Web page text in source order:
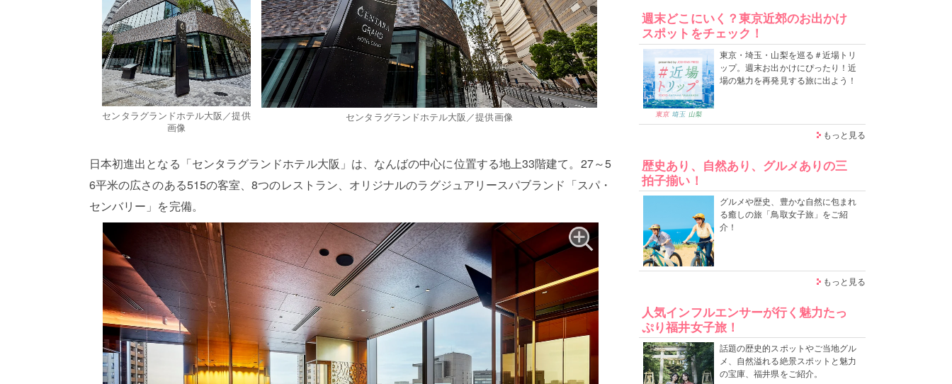
センタラグランドホテル大阪／提供
画像
センタラグランドホテル大阪／提供画像
日本初進出となる「センタラグランドホテル大阪」は、なんばの中心に位置する地上33階建て。27～5
6平米の広さのある515の客室、8つのレストラン、オリジナルのラグジュアリースパブランド「スパ・
センバリー」を完備。
週末どこにいく？東京近郊のお出かけ
スポットをチェック！
東京・埼玉・山梨を巡る＃近場トリ
ップ。週末お出かけにぴったり！近
場の魅力を再発見する旅に出よう！
もっと見る
歴史あり、自然あり、グルメありの三
拍子揃い！
グルメや歴史、豊かな自然に包まれ
る癒しの旅「鳥取女子旅」をご紹
介！
もっと見る
人気インフルエンサーが行く魅力たっ
ぷり福井女子旅！
話題の歴史的スポットやご当地グル
メ、自然溢れる絶景スポットと魅力
の宝庫、福井県をご紹介。